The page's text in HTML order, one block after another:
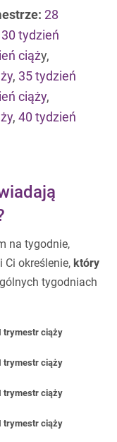
28
30 tydzień
ciąży,
, 35 tydzień
ciąży,
, 40 tydzień
na tygodnie,
Ci określenie, który
tygodniach
trymestr ciąży
trymestr ciąży
trymestr ciąży
trymestr ciąży